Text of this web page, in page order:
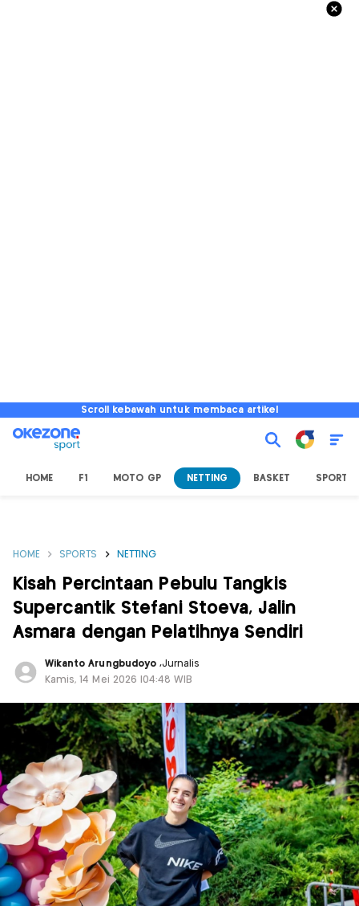
Scroll kebawah untuk membaca artikel
HOME F1 MOTO GP NETTING BASKET SPORT
HOME SPORTS NETTING
Kisah Percintaan Pebulu Tangkis
Supercantik Stefani Stoeva, Jalin
Asmara dengan Pelatihnya Sendiri
Wikanto Arungbudoyo ,Jurnalis
Kamis, 14 Mei 2026 |04:48 WIB